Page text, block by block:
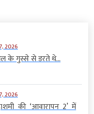
2026
के गुस्से से डरते थे...
2026
की ‘आवारापन 2’ में